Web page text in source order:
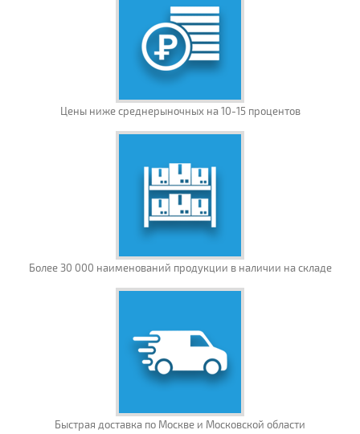
Цены ниже среднерыночных на 10-15 процентов
Более 30 000 наименований продукции в наличии на складе
Быстрая доставка по Москве и Московской области